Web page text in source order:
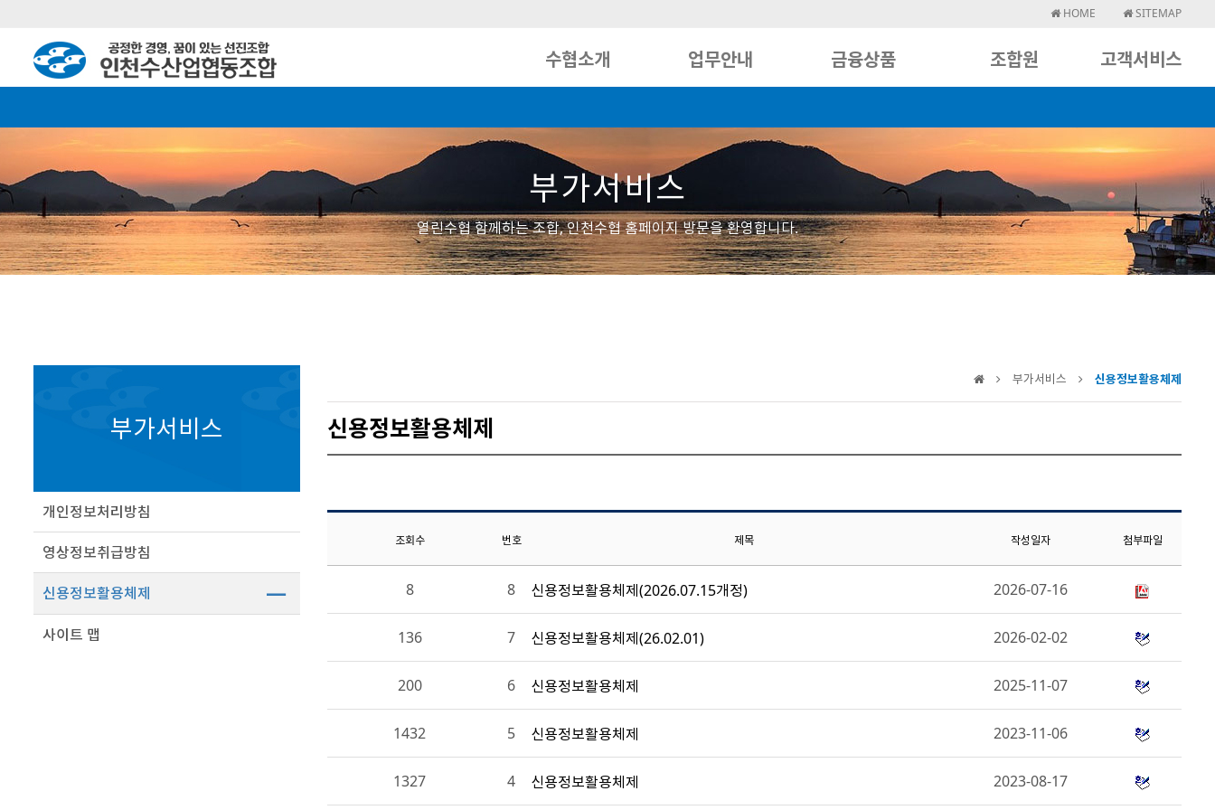
HOME SITEMAP
수협소개 업무안내 금융상품 조합원 고객서비스
부가서비스
열린수협 함께하는 조합, 인천수협 홈페이지 방문을 환영합니다.
부가서비스
개인정보처리방침
영상정보취급방침
신용정보활용체제
사이트 맵
부가서비스 신용정보활용체제
신용정보활용체제
조회수 번호 제목 작성일자 첨부파일
8 8 신용정보활용체제(2026.07.15개정) 2026-07-16
136 7 신용정보활용체제(26.02.01) 2026-02-02
200 6 신용정보활용체제 2025-11-07
1432 5 신용정보활용체제 2023-11-06
1327 4 신용정보활용체제 2023-08-17